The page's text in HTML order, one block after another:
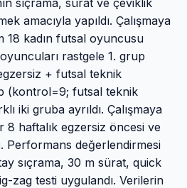
amacıyla yapıldı. Çalışmaya
18 kadın futsal oyuncusu
rastgele 1. grup
+ futsal teknik
(kontrol=9; futsal teknik
iki gruba ayrıldı. Çalışmaya
8 haftalık egzersiz öncesi ve
Performans değerlendirmesi
sıçrama, 30 m sürat, quick
zag testi uygulandı. Verilerin